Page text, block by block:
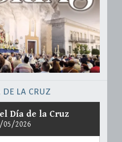
DE LA CRUZ
Día de la Cruz
05/2026